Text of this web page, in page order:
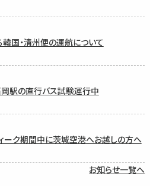
韓国・清州便の運航について
駅の直行バス試験運行中
ーク期間中に茨城空港へお越しの方へ
お知らせ一覧へ